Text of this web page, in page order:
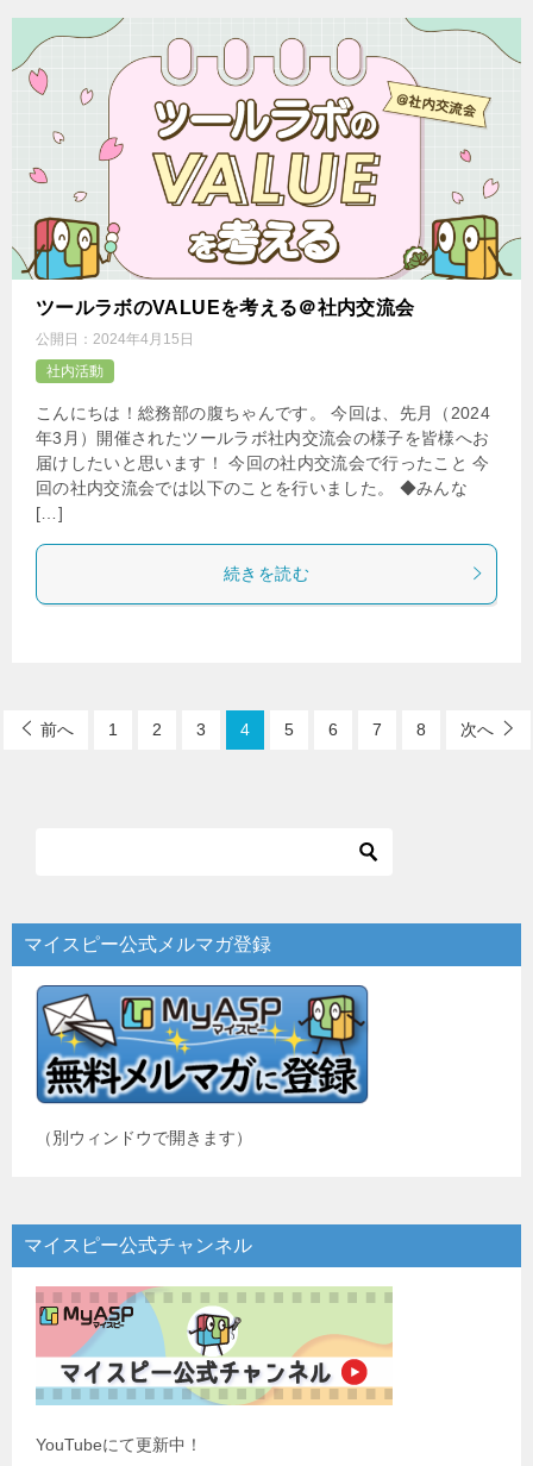
ツールラボのVALUEを考える＠社内交流会
公開日： 2024年4月15日
社内活動
こんにちは！総務部の腹ちゃんです。 今回は、先月（2024
年3月）開催されたツールラボ社内交流会の様子を皆様へお
届けしたいと思います！ 今回の社内交流会で行ったこと 今
回の社内交流会では以下のことを行いました。 ◆みんな
[…]
続きを読む
前へ 1 2 3 4 5 6 7 8 次へ
マイスピー公式メルマガ登録
（別ウィンドウで開きます）
マイスピー公式チャンネル
YouTubeにて更新中！